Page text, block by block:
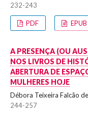
232-243
PDF EPUB
A PRESENÇA (OU
NOS LIVROS DE
ABERTURA DE
MULHERES HOJE
Débora Teixeira Falcão
244-257